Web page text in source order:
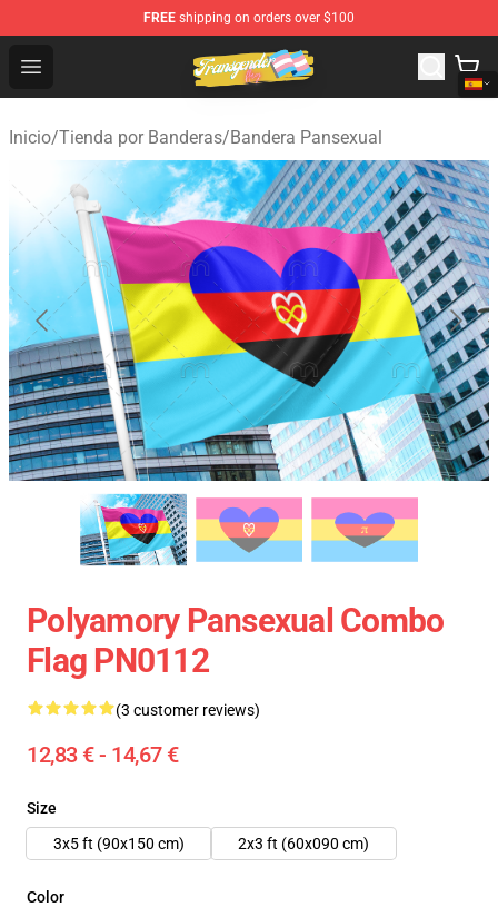
FREE shipping on orders over $100
Open menu
Transgender Flag Store - The Best Transgender Flag
Inicio/Tienda por Banderas/Bandera Pansexual
Polyamory Pansexual Combo
Flag PN0112
(3 customer reviews)
12,83 € - 14,67 €
Size
3x5 ft (90x150 cm)
2x3 ft (60x090 cm)
Color